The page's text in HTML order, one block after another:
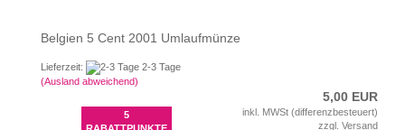
Belgien 5 Cent 2001 Umlaufmünze
Lieferzeit:
2-3 Tage
(Ausland abweichend)
5
5,00 EUR
inkl. MWSt (differenzbesteuert)
zzgl. Versand